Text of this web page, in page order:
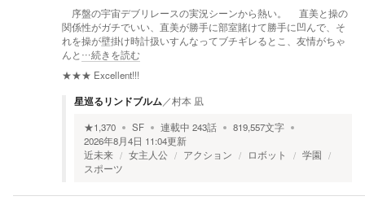
序盤の宇宙デブリレースの実況シーンから熱い。 直美と操の
関係性がガチでいい、直美が勝手に部室賭けて勝手に凹んで、そ
れを操が壁掛け時計扱いすんなってブチギレるとこ、友情がちゃ
んと …続きを読む
★★★ Excellent!!!
星巡るリンドブルム／村本 凪
★1,370 SF 連載中 243話 819,557文字
2026年8月4日 11:04更新
近未来
女主人公 アクション ロボット
学園
スポーツ